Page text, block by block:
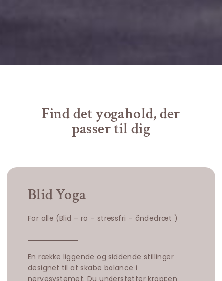
Find det yogahold, der
passer til dig
Blid Yoga
For alle (Blid – ro – stressfri – åndedræt )
En række liggende og siddende stillinger
designet til at skabe balance i
nervesystemet. Du understøtter kroppen